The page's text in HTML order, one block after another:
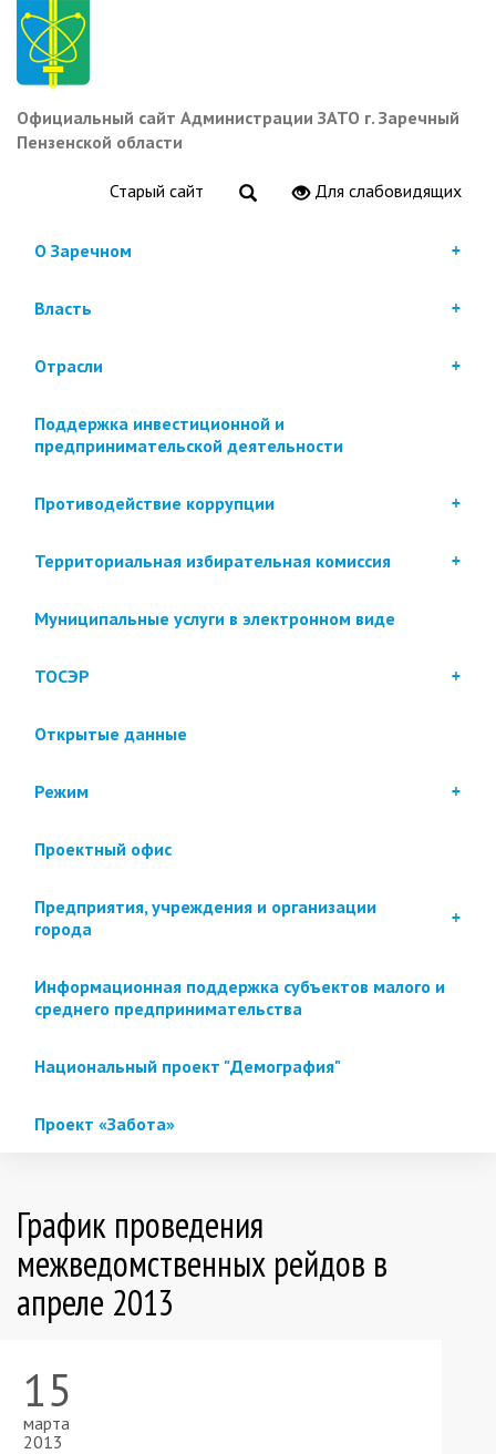
Перейти
основному
содержанию
Официальный сайт Администрации ЗАТО г. Заречный
Пензенской области
Старый сайт Для слабовидящих
О Заречном
Власть
Отрасли
Поддержка инвестиционной и
предпринимательской деятельности
Противодействие коррупции
Территориальная избирательная комиссия
Муниципальные услуги в электронном виде
ТОСЭР
Открытые данные
Режим
Проектный офис
Предприятия, учреждения и организации
города
Информационная поддержка субъектов малого и
среднего предпринимательства
Национальный проект "Демография"
Проект «Забота»
График проведения
межведомственных рейдов в
апреле 2013
15
марта
2013